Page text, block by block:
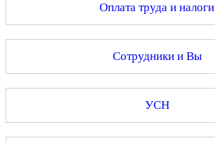
Оплата труда и налоги
Сотрудники и Вы
УСН